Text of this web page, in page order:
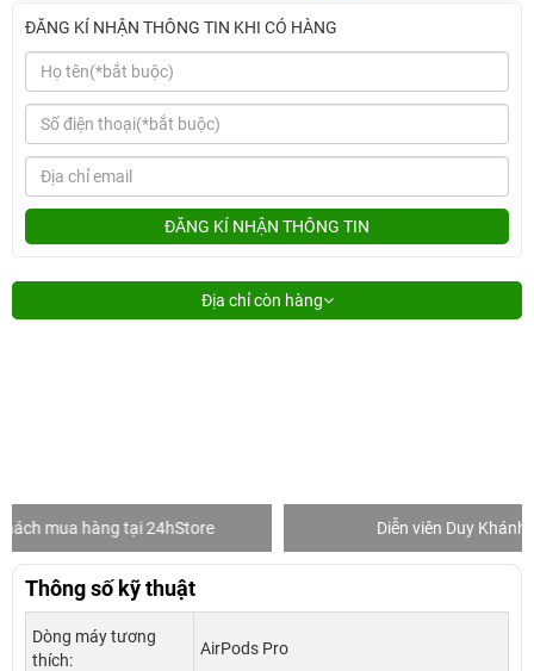
ĐĂNG KÍ NHẬN THÔNG TIN KHI CÓ HÀNG
ĐĂNG KÍ NHẬN THÔNG TIN
Địa chỉ còn hàng
Diễn viên Duy Khánh
Thông số kỹ thuật
Dòng máy tương
thích:
AirPods Pro